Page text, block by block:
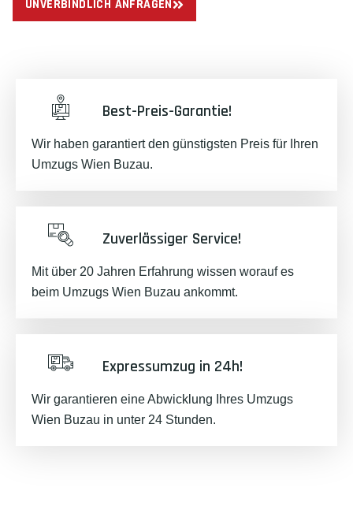
UNVERBINDLICH ANFRAGEN
Best-Preis-Garantie!
Wir haben garantiert den günstigsten Preis für Ihren
Umzugs Wien Buzau.
Zuverlässiger Service!
Mit über 20 Jahren Erfahrung wissen worauf es
beim Umzugs Wien Buzau ankommt.
Expressumzug in 24h!
Wir garantieren eine Abwicklung Ihres Umzugs
Wien Buzau in unter 24 Stunden.